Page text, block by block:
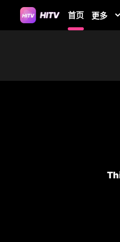
首页 更多